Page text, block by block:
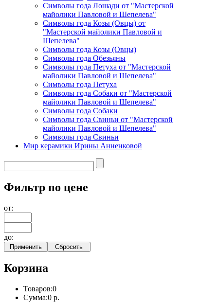
Символы года Лошади от "Мастерской
майолики Павловой и Шепелева"
Символы года Козы (Овцы) от
"Мастерской майолики Павловой и
Шепелева"
Символы года Козы (Овцы)
Символы года Обезьяны
Символы года Петуха от "Мастерской
майолики Павловой и Шепелева"
Символы года Петуха
Символы года Собаки от "Мастерской
майолики Павловой и Шепелева"
Символы года Собаки
Символы года Свиньи от "Мастерской
майолики Павловой и Шепелева"
Символы года Свиньи
Мир керамики Ирины Анненковой
Фильтр по цене
от:
до:
Корзина
Товаров:0
Сумма:0 р.